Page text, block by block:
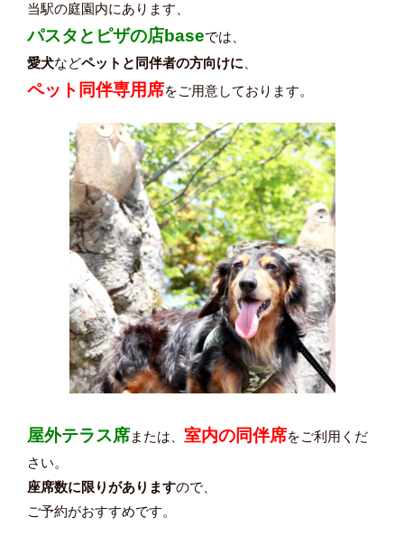
当駅の庭園内にあります、
パスタとピザの店baseでは、
愛犬などペットと同伴者の方向けに
ペット同伴専用席をご用意しております。
屋外テラス席または、 室内の同伴席をご利用くだ
さい。
座席数に限りがありますので、
ご予約がおすすめです。